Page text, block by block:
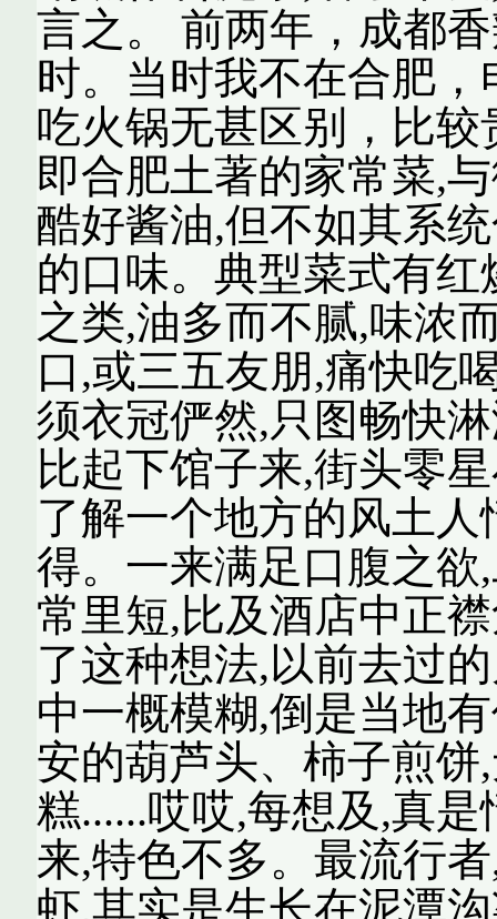
言之。 前两年，成都
时。当时我不在合肥
吃火锅无甚区别，比
即合肥土著的家常菜,
酷好酱油,但不如其系
的口味。典型菜式有
之类,油多而不腻,味浓
口,或三五友朋,痛快吃
须衣冠俨然,只图畅快
比起下馆子来,街头零
了解一个地方的风土
得。一来满足口腹之
常里短,比及酒店中正
了这种想法,以前去过
中一概模糊,倒是当地
安的葫芦头、柿子煎
糕......哎哎,每想及,真
来,特色不多。最流行
虾,其实是生长在泥潭